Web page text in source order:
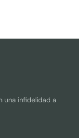
una infidelidad a